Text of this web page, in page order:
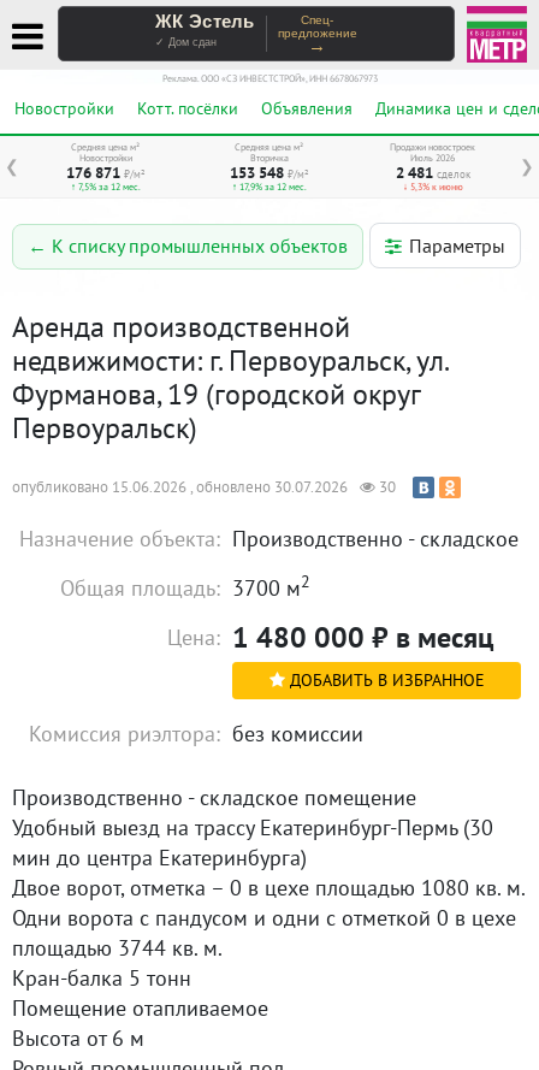
ЖК Эстель
✓ Дом сдан
Спец-
предложение
→
Реклама. ООО «СЗ ИНВЕСТСТРОЙ», ИНН 6678067973
Новостройки Котт. посёлки Объявления Динамика цен и
❮ ❯
Средняя цена м²
Новостройки
176 871 ₽/м²
↑ 7,5% за 12 мес.
Средняя цена м²
Вторичка
153 548 ₽/м²
↑ 17,9% за 12 мес.
Продажи новостроек
Июль 2026
2 481 сделок
↓ 5,3% к июню
← К списку промышленных объектов Параметры
Аренда производственной
недвижимости: г. Первоуральск, ул.
Фурманова, 19 (городской округ
Первоуральск)
опубликовано 15.06.2026 , обновлено 30.07.2026 30
Назначение объекта: Производственно - складское
Общая площадь: 3700 м2
Цена: 1 480 000 ₽ в месяц
ДОБАВИТЬ В ИЗБРАННОЕ
Комиссия риэлтора: без комиссии
Производственно - складское помещение
Удобный выезд на трассу Екатеринбург-Пермь (30
мин до центра Екатеринбурга)
Двое ворот, отметка – 0 в цехе площадью 1080 кв. м.
Одни ворота с пандусом и одни с отметкой 0 в цехе
площадью 3744 кв. м.
Кран-балка 5 тонн
Помещение отапливаемое
Высота от 6 м